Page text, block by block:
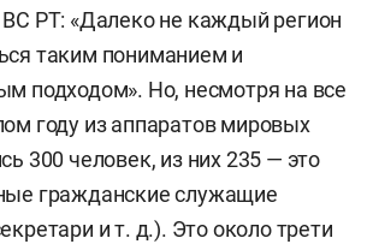
ВС РТ: «Далеко не каждый регион
таким пониманием и
подходом». Но, несмотря на все
году из аппаратов мировых
300 человек, из них 235 — это
гражданские служащие
и т. д.). Это около трети